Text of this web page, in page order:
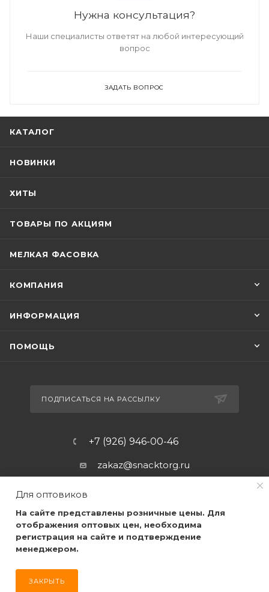
Нужна консультация?
Наши специалисты ответят на любой интересующий
вопрос
ЗАДАТЬ ВОПРОС
КАТАЛОГ
НОВИНКИ
ХИТЫ
ТОВАРЫ ПО АКЦИЯМ
МЕЛКАЯ ФАСОВКА
КОМПАНИЯ
ИНФОРМАЦИЯ
ПОМОЩЬ
ПОДПИСАТЬСЯ НА РАССЫЛКУ
+7 (926) 946-00-46
zakaz@snacktorg.ru
2026 © Самые качественные закуски, по самым низким
Для оптовиков
На сайте представлены розничные цены. Для
отображения оптовых цен, необходима
регистрация на сайте и подтверждение
менеджером.
ЗАКРЫТЬ